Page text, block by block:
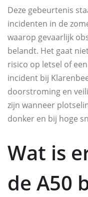
Deze gebeurtenis
incidenten in de
waarop gevaarlijk
belandt. Het gaat
risico op letsel of
incident bij
doorstroming en
zijn wanneer
donker en bij hoge
Wat is
de A50